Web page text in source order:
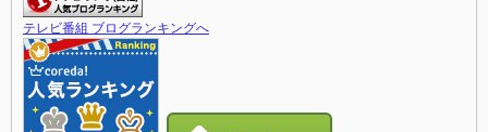
テレビ番組 ブログランキングへ